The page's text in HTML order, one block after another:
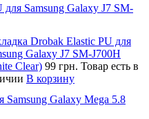
Samsung Galaxy J7 SM-
Drobak Elastic PU для
Galaxy J7 SM-J700H
Clear) 99 грн. Товар есть в
В корзину
Samsung Galaxy Mega 5.8